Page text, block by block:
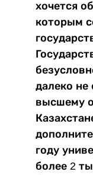
хочется
которым
далеко не
высшему
году
более 2